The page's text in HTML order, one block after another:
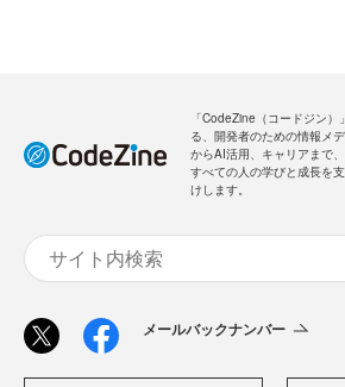
「CodeZine（コードジン
る、開発者のための情報メ
からAI活用、キャリアまで
すべての人の学びと成長を
けします。
メールバックナンバー